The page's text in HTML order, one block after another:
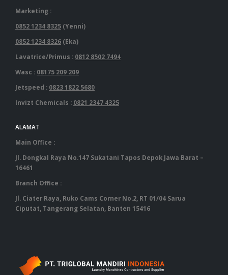
Marketing :
0852 1234 8325 (Yenni)
0852 1234 8326 (Eka)
Lavatrice/Primus : 0812 8502 7494
Wasc : 08175 209 209
Jetspeed : 0823 1822 5680
Invizt Chemicals : 0821 2347 4325
ALAMAT
Main Office :
Jl. Dongkal Raya No.147 Sukatani Tapos Depok Jawa Barat –
16461
Branch Office :
Jl. Ciater Raya, Ruko Cams Corner No.2, RT 01/04 Sarua
Ciputat, Tangerang Selatan, Banten 15416